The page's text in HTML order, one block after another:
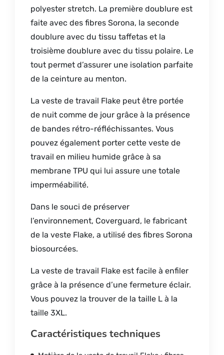
polyester stretch. La première doublure est
faite avec des fibres Sorona, la seconde
doublure avec du tissu taffetas et la
troisième doublure avec du tissu polaire. Le
tout permet d’assurer une isolation parfaite
de la ceinture au menton.
La veste de travail Flake peut être portée
de nuit comme de jour grâce à la présence
de bandes rétro-réfléchissantes. Vous
pouvez également porter cette veste de
travail en milieu humide grâce à sa
membrane TPU qui lui assure une totale
imperméabilité.
Dans le souci de préserver
l’environnement, Coverguard, le fabricant
de la veste Flake, a utilisé des fibres Sorona
biosourcées.
La veste de travail Flake est facile à enfiler
grâce à la présence d’une fermeture éclair.
Vous pouvez la trouver de la taille L à la
taille 3XL.
Caractéristiques techniques